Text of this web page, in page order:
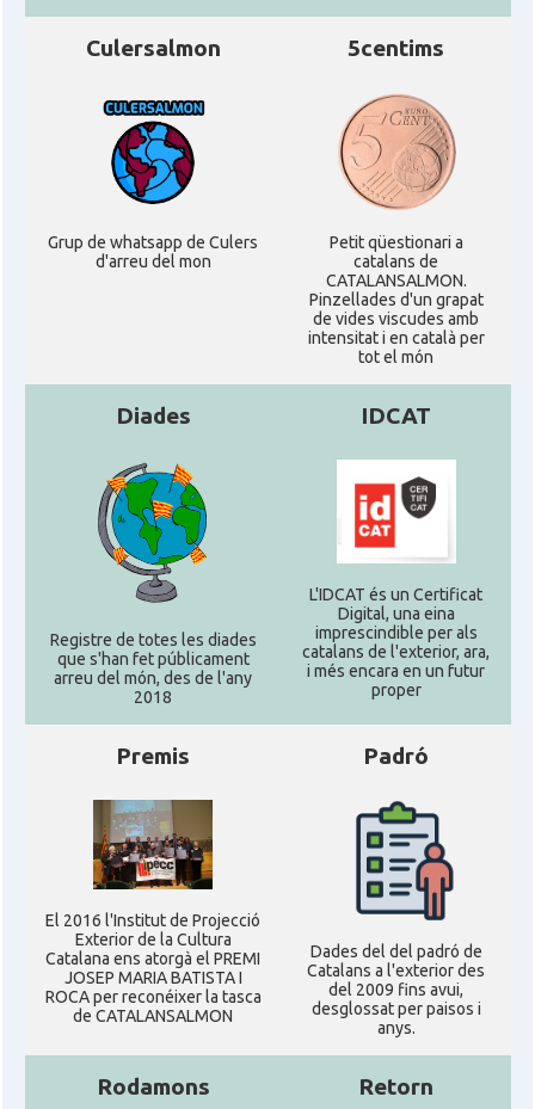
Culersalmon
Grup de whatsapp de Culers
d'arreu del mon
5centims
Petit qüestionari a
catalans de
CATALANSALMON.
Pinzellades d'un grapat
de vides viscudes amb
intensitat i en català per
tot el món
Diades
Registre de totes les diades
que s'han fet públicament
arreu del món, des de l'any
2018
IDCAT
L'IDCAT és un Certificat
Digital, una eina
imprescindible per als
catalans de l'exterior, ara,
i més encara en un futur
proper
Premis
El 2016 l'Institut de Projecció
Exterior de la Cultura
Catalana ens atorgà el PREMI
JOSEP MARIA BATISTA I
ROCA per reconéixer la tasca
de CATALANSALMON
Padró
Dades del del padró de
Catalans a l'exterior des
del 2009 fins avui,
desglossat per paisos i
anys.
Rodamons Retorn